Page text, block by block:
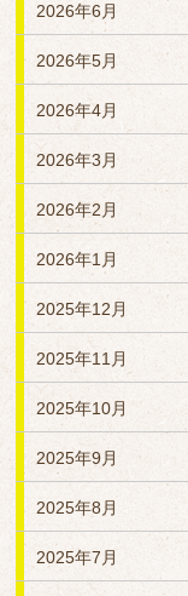
2026年6月
2026年5月
2026年4月
2026年3月
2026年2月
2026年1月
2025年12月
2025年11月
2025年10月
2025年9月
2025年8月
2025年7月